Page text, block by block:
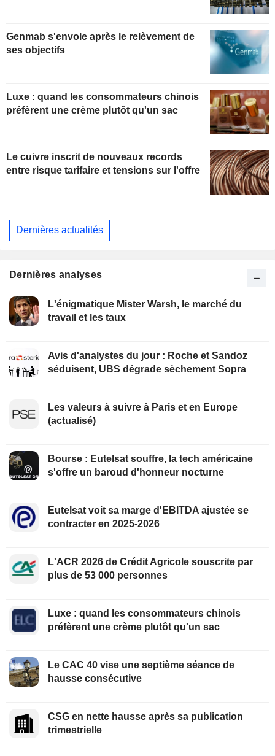
Genmab s'envole après le relèvement de
ses objectifs
Luxe : quand les consommateurs chinois
préfèrent une crème plutôt qu'un sac
Le cuivre inscrit de nouveaux records
entre risque tarifaire et tensions sur l'offre
Dernières actualités
Dernières analyses
L'énigmatique Mister Warsh, le marché du
travail et les taux
Avis d'analystes du jour : Roche et Sandoz
séduisent, UBS dégrade sèchement Sopra
Les valeurs à suivre à Paris et en Europe
(actualisé)
Bourse : Eutelsat souffre, la tech américaine
s'offre un baroud d'honneur nocturne
Eutelsat voit sa marge d'EBITDA ajustée se
contracter en 2025-2026
L'ACR 2026 de Crédit Agricole souscrite par
plus de 53 000 personnes
Luxe : quand les consommateurs chinois
préfèrent une crème plutôt qu'un sac
Le CAC 40 vise une septième séance de
hausse consécutive
CSG en nette hausse après sa publication
trimestrielle